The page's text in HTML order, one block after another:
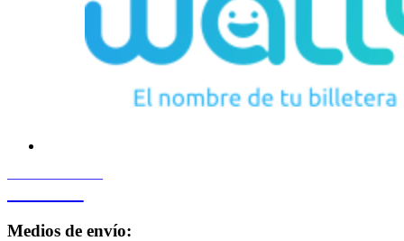
Medios de envío: